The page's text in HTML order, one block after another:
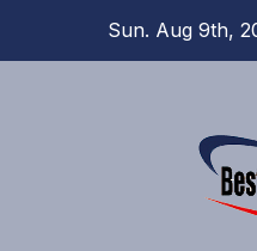
Sun. Aug 9th,